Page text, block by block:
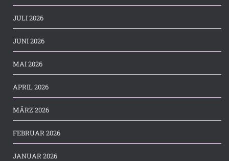
JULI 2026
JUNI 2026
MAI 2026
APRIL 2026
MÄRZ 2026
FEBRUAR 2026
JANUAR 2026